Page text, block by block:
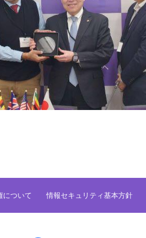
について 情報セキュリティ基本方針